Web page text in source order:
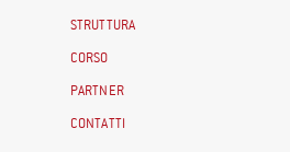
STRUTTURA
CORSO
PARTNER
CONTATTI